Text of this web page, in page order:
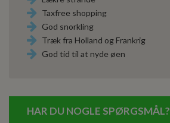
Taxfree shopping
God snorkling
Træk fra Holland og Frankrig
God tid til at nyde øen
HAR DU NOGLE SPØRGSMÅL?